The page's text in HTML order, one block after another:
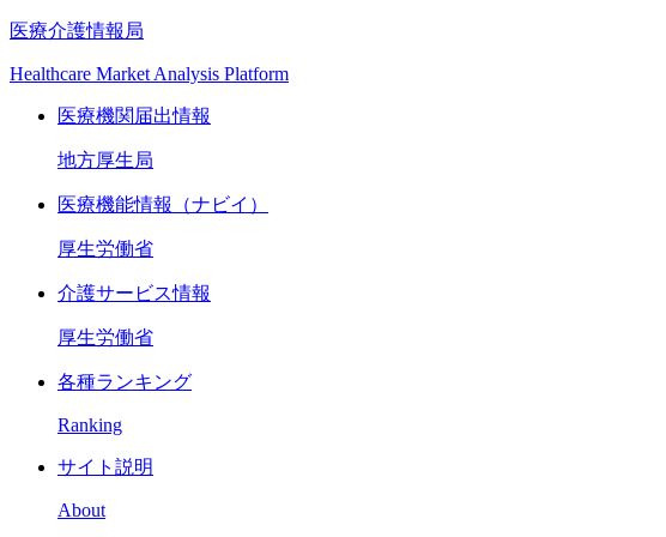
医療介護情報局
Healthcare Market Analysis Platform
医療機関届出情報
地方厚生局
医療機能情報（ナビイ）
厚生労働省
介護サービス情報
厚生労働省
各種ランキング
Ranking
サイト説明
About